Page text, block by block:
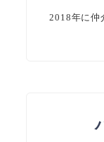
2018年に仲